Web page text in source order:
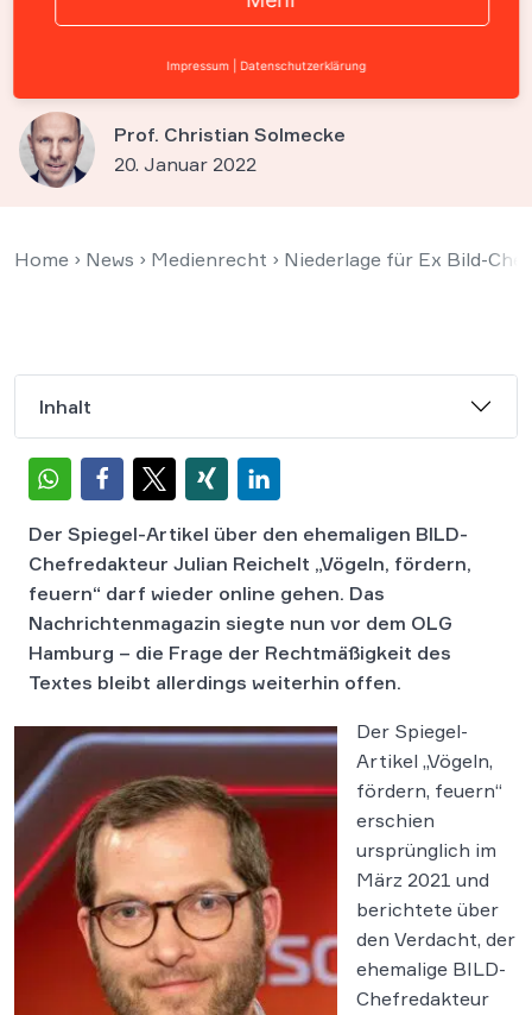
„Machtmissbrauch“-Artikel
wieder veröffentlichen
Prof. Christian Solmecke
20. Januar 2022
Home › News › Medienrecht › Niederlage für Ex Bild-
Inhalt
Der Spiegel-Artikel über den ehemaligen BILD-
Chefredakteur Julian Reichelt „Vögeln, fördern,
feuern“ darf wieder online gehen. Das
Nachrichtenmagazin siegte nun vor dem OLG
Hamburg – die Frage der Rechtmäßigkeit des
Textes bleibt allerdings weiterhin offen.
Der Spiegel-
Artikel „Vögeln,
fördern, feuern“
erschien
ursprünglich im
März 2021 und
berichtete über
den Verdacht, der
ehemalige BILD-
Chefredakteur
Impressum Datenschutzerklärung